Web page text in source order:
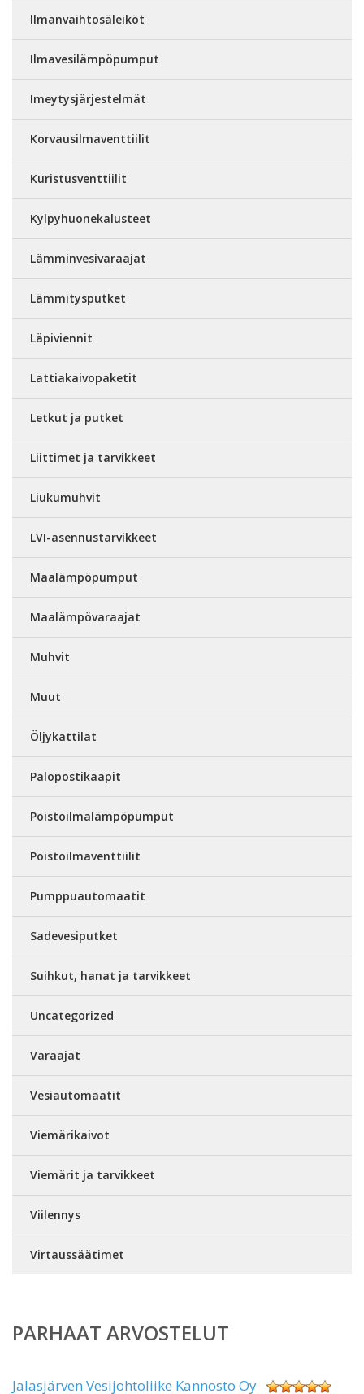
Ilmanvaihtosäleiköt
Ilmavesilämpöpumput
Imeytysjärjestelmät
Korvausilmaventtiilit
Kuristusventtiilit
Kylpyhuonekalusteet
Lämminvesivaraajat
Lämmitysputket
Läpiviennit
Lattiakaivopaketit
Letkut ja putket
Liittimet ja tarvikkeet
Liukumuhvit
LVI-asennustarvikkeet
Maalämpöpumput
Maalämpövaraajat
Muhvit
Muut
Öljykattilat
Palopostikaapit
Poistoilmalämpöpumput
Poistoilmaventtiilit
Pumppuautomaatit
Sadevesiputket
Suihkut, hanat ja tarvikkeet
Uncategorized
Varaajat
Vesiautomaatit
Viemärikaivot
Viemärit ja tarvikkeet
Viilennys
Virtaussäätimet
PARHAAT ARVOSTELUT
Jalasjärven Vesijohtoliike Kannosto Oy